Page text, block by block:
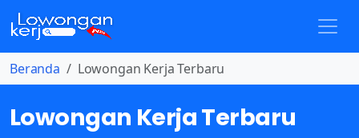
Beranda Lowongan Kerja Terbaru
Lowongan Kerja Terbaru